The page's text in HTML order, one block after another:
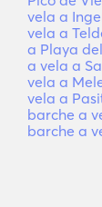
vela a
vela a
a Playa
a vela a
vela a
vela a
barche a
barche a